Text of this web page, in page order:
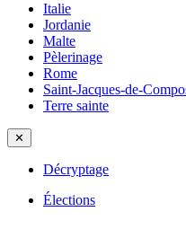
Italie
Jordanie
Malte
Pèlerinage
Rome
Saint-Jacques-de-
Terre sainte
✕
Décryptage
Élections